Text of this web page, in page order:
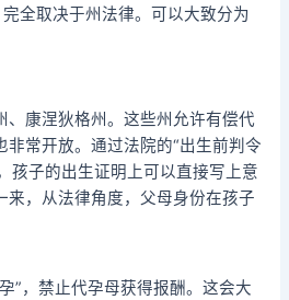
全取决于州法律。可以大致分为
、康涅狄格州。这些州允许有偿代
非常开放。通过法院的“出生前判令
孩子的出生证明上可以直接写上意
来，从法律角度，父母身份在孩子
”，禁止代孕母获得报酬。这会大